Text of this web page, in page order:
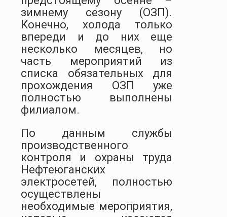
зимнему сезону (ОЗП).
Конечно, холода только
впереди и до них еще
несколько месяцев, но
часть мероприятий из
списка обязательных для
прохождения ОЗП уже
полностью выполнены
филиалом.
По данным службы
производственного
контроля и охраны труда
Нефтеюганских
электросетей, полностью
осуществлены
необходимые мероприятия,